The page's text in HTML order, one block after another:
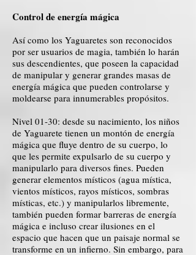
Control de energía mágica
Así como los Yaguaretes son reconocidos
por ser usuarios de magia, también lo harán
sus descendientes, que poseen la capacidad
de manipular y generar grandes masas de
energía mágica que pueden controlarse y
moldearse para innumerables propósitos.
Nivel 01-30: desde su nacimiento, los niños
de Yaguarete tienen un montón de energía
mágica que fluye dentro de su cuerpo, lo
que les permite expulsarlo de su cuerpo y
manipularlo para diversos fines. Pueden
generar elementos místicos (agua mística,
vientos místicos, rayos místicos, sombras
místicas, etc.) y manipularlos libremente,
también pueden formar barreras de energía
mágica e incluso crear ilusiones en el
espacio que hacen que un paisaje normal se
transforme en un infierno. Sin embargo, para